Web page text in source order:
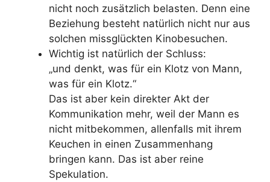
nicht noch zusätzlich belasten. Denn eine
Beziehung besteht natürlich nicht nur aus
solchen missglückten Kinobesuchen.
Wichtig ist natürlich der Schluss:
„und denkt, was für ein Klotz von Mann,
was für ein Klotz.“
Das ist aber kein direkter Akt der
Kommunikation mehr, weil der Mann es
nicht mitbekommen, allenfalls mit ihrem
Keuchen in einen Zusammenhang
bringen kann. Das ist aber reine
Spekulation.